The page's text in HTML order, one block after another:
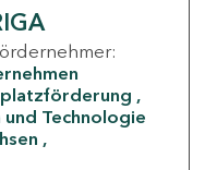
und Technologie